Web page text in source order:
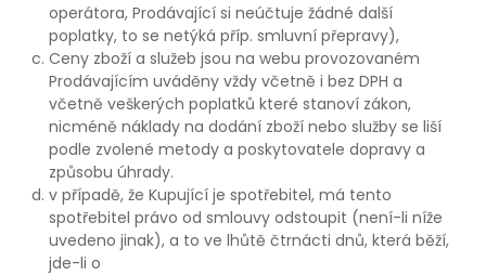
operátora, Prodávající si neúčtuje žádné další
poplatky, to se netýká příp. smluvní přepravy),
Ceny zboží a služeb jsou na webu provozovaném
Prodávajícím uváděny vždy včetně i bez DPH a
včetně veškerých poplatků které stanoví zákon,
nicméně náklady na dodání zboží nebo služby se liší
podle zvolené metody a poskytovatele dopravy a
způsobu úhrady.
v případě, že Kupující je spotřebitel, má tento
spotřebitel právo od smlouvy odstoupit (není-li níže
uvedeno jinak), a to ve lhůtě čtrnácti dnů, která běží,
jde-li o